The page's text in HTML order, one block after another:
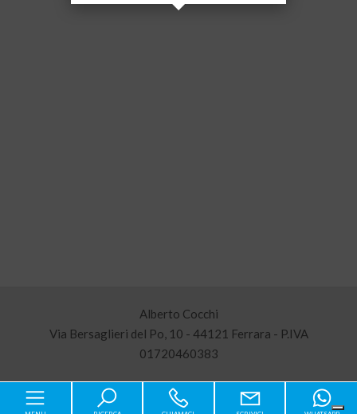
Alberto Cocchi
Via Bersaglieri del Po, 10 - 44121 Ferrara - P.IVA
01720460383